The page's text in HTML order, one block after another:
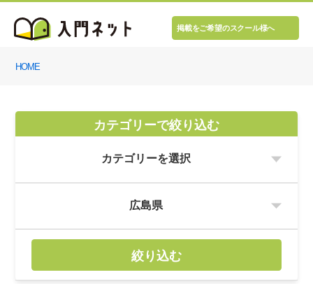
掲載をご希望のスクール様へ
HOME
カテゴリーで絞り込む
絞り込む